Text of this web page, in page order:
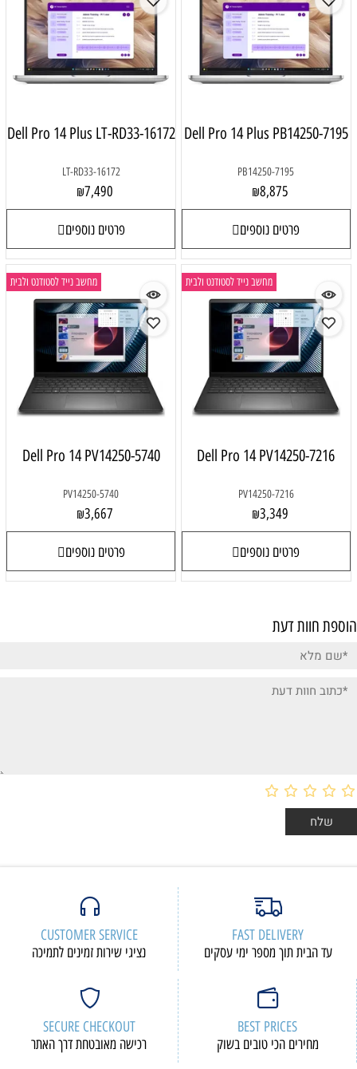
Dell Pro 14 Plus PB14250-7195
PB14250-7195
₪8,875
פרטים נוספים
Dell Pro 14 Plus LT-RD33-16172
LT-RD33-16172
₪7,490
פרטים נוספים
מחשב נייד לסטודנט ולבית
Dell Pro 14 PV14250-7216
PV14250-7216
₪3,349
פרטים נוספים
מחשב נייד לסטודנט ולבית
Dell Pro 14 PV14250-5740
PV14250-5740
₪3,667
פרטים נוספים
הוספת חוות דעת
FAST DELIVERY
עד הבית תוך מספר ימי עסקים
CUSTOMER SERVICE
נציגי שירות זמינים לתמיכה
BEST PRICES
מחירים הכי טובים בשוק
SECURE CHECKOUT
רכישה מאובטחת דרך האתר